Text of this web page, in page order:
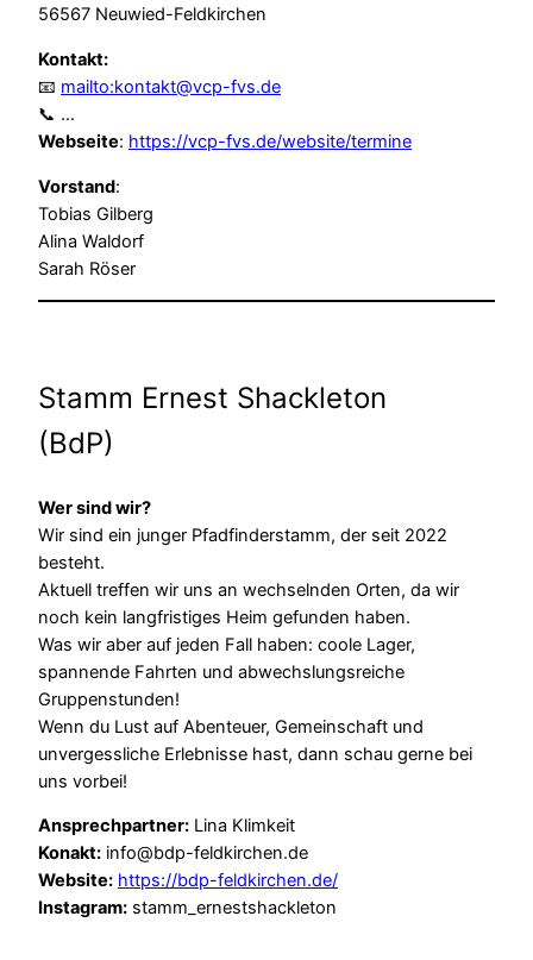
56567 Neuwied-Feldkirchen
Kontakt:
📧 mailto:kontakt@vcp-fvs.de
📞 …
Webseite: https://vcp-fvs.de/website/termine
Vorstand:
Tobias Gilberg
Alina Waldorf
Sarah Röser
Stamm Ernest Shackleton
(BdP)
Wer sind wir?
Wir sind ein junger Pfadfinderstamm, der seit 2022
besteht.
Aktuell treffen wir uns an wechselnden Orten, da wir
noch kein langfristiges Heim gefunden haben.
Was wir aber auf jeden Fall haben: coole Lager,
spannende Fahrten und abwechslungsreiche
Gruppenstunden!
Wenn du Lust auf Abenteuer, Gemeinschaft und
unvergessliche Erlebnisse hast, dann schau gerne bei
uns vorbei!
Ansprechpartner: Lina Klimkeit
Konakt: info@bdp-feldkirchen.de
Website: https://bdp-feldkirchen.de/
Instagram: stamm_ernestshackleton